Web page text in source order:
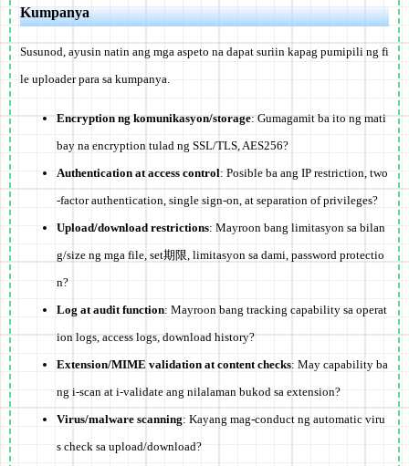
Kumpanya
Susunod, ayusin natin ang mga aspeto na dapat suriin kapag pumipili ng fi
le uploader para sa kumpanya.
Encryption ng komunikasyon/storage: Gumagamit ba ito ng mati
bay na encryption tulad ng SSL/TLS, AES256?
Authentication at access control: Posible ba ang IP restriction, two
-factor authentication, single sign-on, at separation of privileges?
Upload/download restrictions: Mayroon bang limitasyon sa bilan
g/size ng mga file, set期限, limitasyon sa dami, password protectio
n?
Log at audit function: Mayroon bang tracking capability sa operat
ion logs, access logs, download history?
Extension/MIME validation at content checks: May capability ba
ng i-scan at i-validate ang nilalaman bukod sa extension?
Virus/malware scanning: Kayang mag-conduct ng automatic viru
s check sa upload/download?